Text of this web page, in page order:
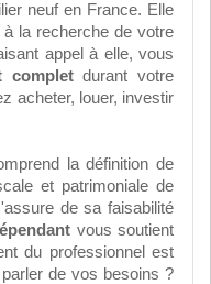
neuf en France. Elle
la recherche de votre
appel à elle, vous
completdurant votre
acheter, louer, investir
la définition de
et patrimoniale de
de sa faisabilité
vous soutient
du professionnel est
de vos besoins ?